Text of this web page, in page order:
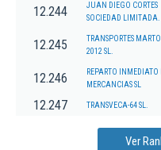
12.244
JUAN DIEGO CORTES
SOCIEDAD LIMITADA.
12.245
TRANSPORTES
2012 SL.
12.246
REPARTO INMEDIATO
MERCANCIAS SL
12.247 TRANSVECA-64 SL.
Ver